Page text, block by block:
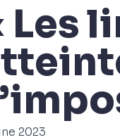
Les
2023